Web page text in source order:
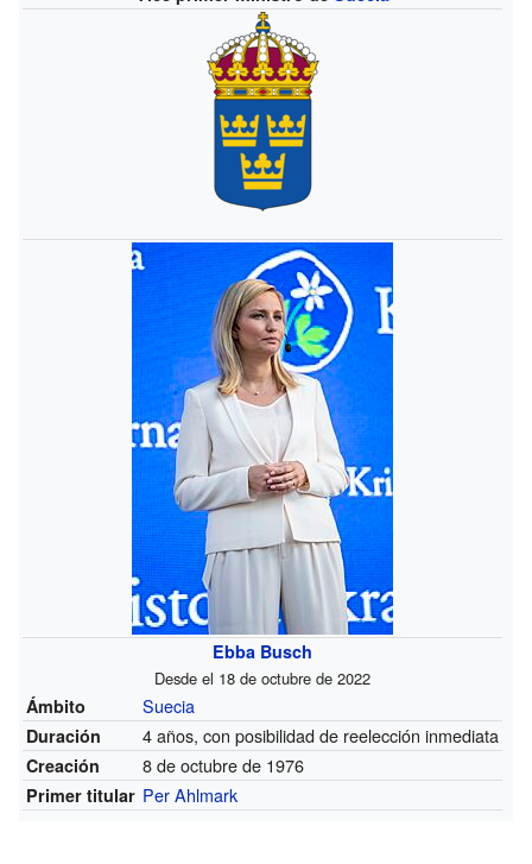
Ebba Busch
Desde el 18 de octubre de 2022
Ámbito Suecia
Duración 4 años, con posibilidad de reelección inmediata
Creación 8 de octubre de 1976
Primer titular Per Ahlmark